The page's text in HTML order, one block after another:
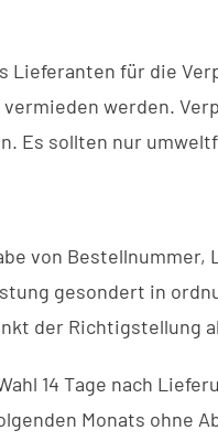
Lieferanten für die
werden.
Es sollten nur
von
gesondert in
der Richtigstellung
14 Tage nach
Monats ohne